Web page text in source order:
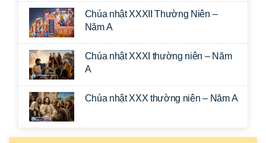
Chúa nhật XXXII Thường Niên –
Năm A
Chúa nhật XXXI thường niên – Năm
A
Chúa nhật XXX thường niên – Năm A